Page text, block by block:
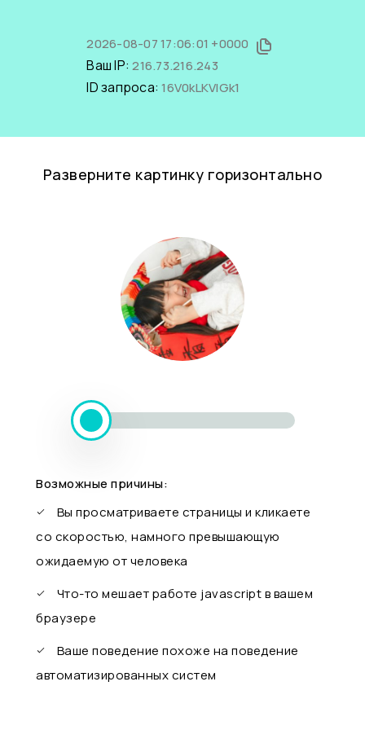
2026-08-07 17:06:01 +0000
Ваш IP:216.73.216.243
ID запроса:16V0kLKVlGk1
Разверните картинку горизонтально
Возможные причины:
Вы просматриваете страницы и кликаете
со скоростью, намного превышающую
ожидаемую от человека
Что-то мешает работе javascript в вашем
браузере
Ваше поведение похоже на поведение
автоматизированных систем